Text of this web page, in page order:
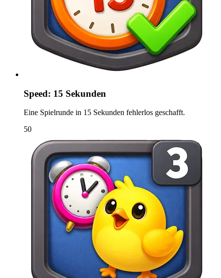
Speed: 15 Sekunden
Eine Spielrunde in 15 Sekunden fehlerlos geschafft.
50